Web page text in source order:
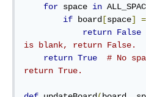
for space in
if board [space]
return False
is blank, return False.
return True
# No
return True.